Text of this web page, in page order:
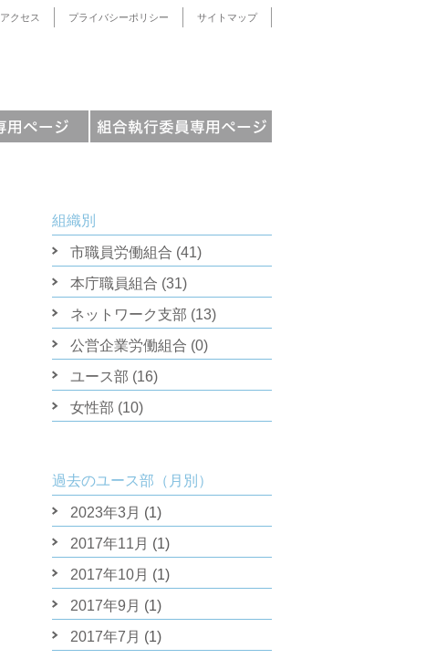
アクセス プライバシーポリシー サイトマップ
組織別
市職員労働組合 (41)
本庁職員組合 (31)
ネットワーク支部 (13)
公営企業労働組合 (0)
ユース部 (16)
女性部 (10)
過去のユース部（月別）
2023年3月 (1)
2017年11月 (1)
2017年10月 (1)
2017年9月 (1)
2017年7月 (1)